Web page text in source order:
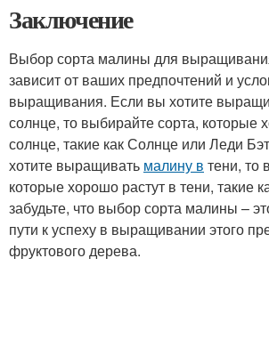
Заключение
Выбор сорта малины для
зависит от ваших предпочтений и
выращивания. Если вы хотите
солнце, то выбирайте сорта, которые
солнце, такие как Солнце или Леди
хотите выращивать малину в тени, то
которые хорошо растут в тени, такие
забудьте, что выбор сорта малины –
пути к успеху в выращивании этого
фруктового дерева.